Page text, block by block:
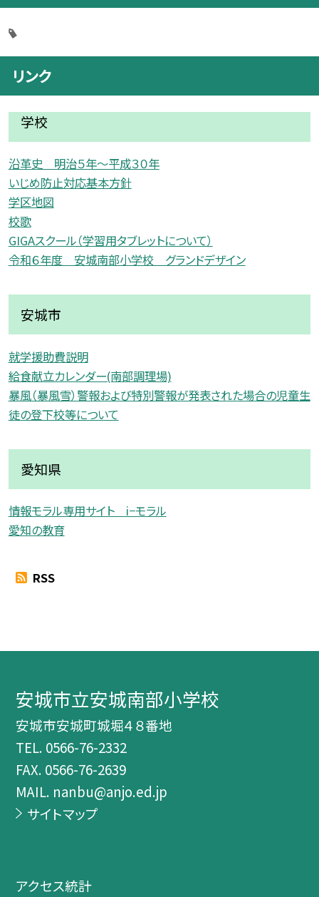
リンク
学校
沿革史 明治５年〜平成３０年
いじめ防止対応基本方針
学区地図
校歌
GIGAスクール（学習用タブレットについて）
令和６年度 安城南部小学校 グランドデザイン
安城市
就学援助費説明
給食献立カレンダー(南部調理場)
暴風（暴風雪）警報および特別警報が発表された場合の児童生
徒の登下校等について
愛知県
情報モラル専用サイト i−モラル
愛知の教育
RSS
安城市立安城南部小学校
安城市安城町城堀４８番地
TEL. 0566-76-2332
FAX. 0566-76-2639
MAIL. nanbu@anjo.ed.jp
サイトマップ
アクセス統計